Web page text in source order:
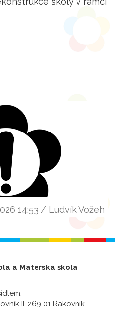
14:53 / Ludvík Vožeh
a Mateřská škola
II, 269 01 Rakovník